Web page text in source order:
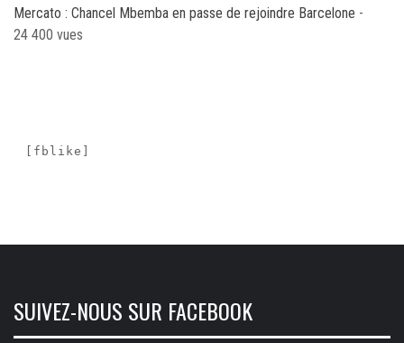
Mercato : Chancel Mbemba en passe de rejoindre Barcelone -
24 400 vues
[fblike]
SUIVEZ-NOUS SUR FACEBOOK